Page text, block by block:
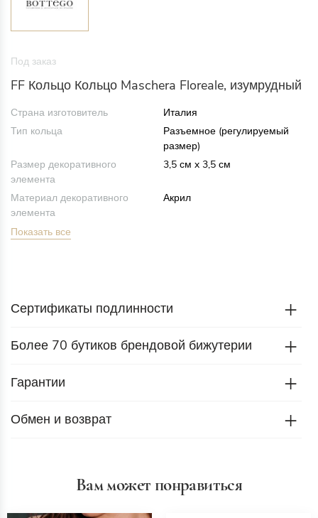
Под заказ
FF Кольцо Кольцо Maschera Floreale, изумрудный
Страна изготовитель
Италия
Тип кольца
Разъемное (регулируемый
размер)
Размер декоративного
элемента
3,5 см x 3,5 см
Материал декоративного
элемента
Акрил
Показать все
Сертификаты подлинности
Более 70 бутиков брендовой бижутерии
Гарантии
Обмен и возврат
Вам может понравиться